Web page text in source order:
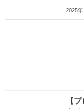
2025年
【